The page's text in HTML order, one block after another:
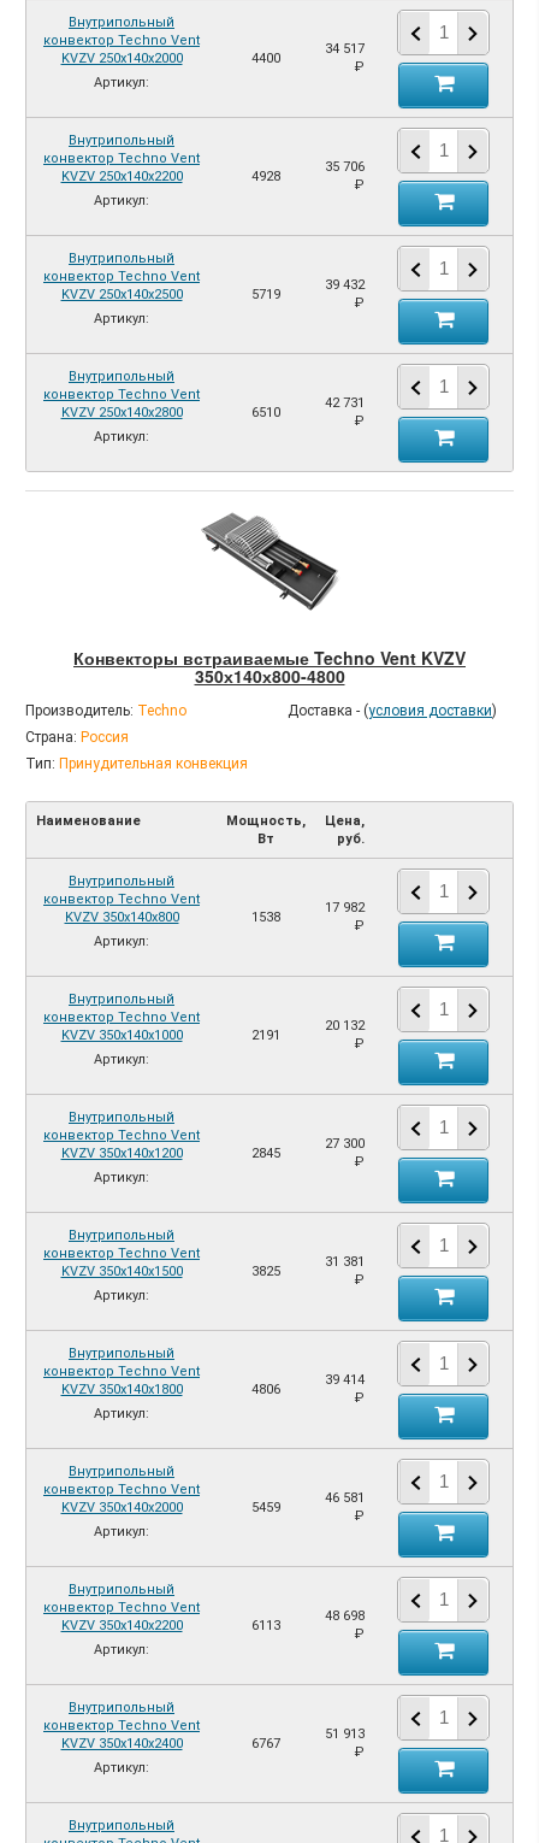
Внутрипольный
конвектор Techno Vent
KVZV 250х140х2000
Артикул:
4400
34 517
₽
Внутрипольный
конвектор Techno Vent
KVZV 250х140х2200
Артикул:
4928
35 706
₽
Внутрипольный
конвектор Techno Vent
KVZV 250х140х2500
Артикул:
5719
39 432
₽
Внутрипольный
конвектор Techno Vent
KVZV 250х140х2800
Артикул:
6510
42 731
₽
Конвекторы встраиваемые Techno Vent KVZV
350х140х800-4800
Производитель: Techno
Страна: Россия
Тип: Принудительная конвекция
Доставка - (условия доставки)
Наименование
Мощность,
Вт
Цена,
руб.
Внутрипольный
конвектор Techno Vent
KVZV 350х140х800
Артикул:
1538
17 982
₽
Внутрипольный
конвектор Techno Vent
KVZV 350х140х1000
Артикул:
2191
20 132
₽
Внутрипольный
конвектор Techno Vent
KVZV 350х140х1200
Артикул:
2845
27 300
₽
Внутрипольный
конвектор Techno Vent
KVZV 350х140х1500
Артикул:
3825
31 381
₽
Внутрипольный
конвектор Techno Vent
KVZV 350х140х1800
Артикул:
4806
39 414
₽
Внутрипольный
конвектор Techno Vent
KVZV 350х140х2000
Артикул:
5459
46 581
₽
Внутрипольный
конвектор Techno Vent
KVZV 350х140х2200
Артикул:
6113
48 698
₽
Внутрипольный
конвектор Techno Vent
KVZV 350х140х2400
Артикул:
6767
51 913
₽
Внутрипольный